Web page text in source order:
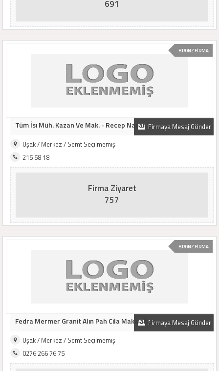
691
BRONZ FİRMA
Firmaya Mesaj Gönder
Tüm İsı Müh. Kazan Ve Mak. - Recep Naçar
Uşak / Merkez / Semt Seçilmemiş
215 58 18
Firma Ziyaret
757
BRONZ FİRMA
Firmaya Mesaj Gönder
Fedra Mermer Granit Alın Pah Cila Makinaları
Uşak / Merkez / Semt Seçilmemiş
0276 266 76 75